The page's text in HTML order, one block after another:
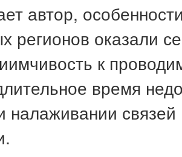
автор,
регионов оказали
к
время
налаживании